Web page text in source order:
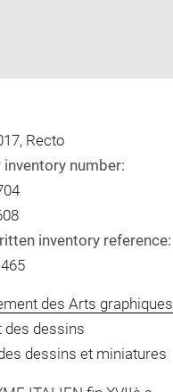
Recto
inventory number:
inventory reference:
des Arts graphiques
des dessins
dessins et miniatures